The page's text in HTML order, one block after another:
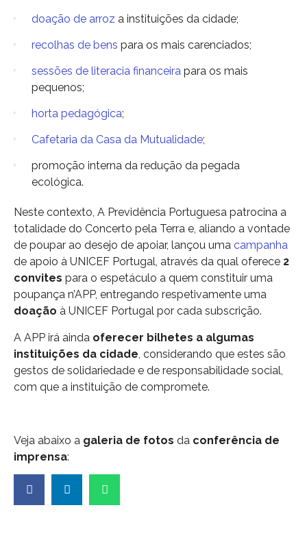
doação de arroz a instituições da cidade;
recolhas de bens para os mais carenciados;
sessões de literacia financeira para os mais
pequenos;
horta pedagógica;
Cafetaria da Casa da Mutualidade;
promoção interna da redução da pegada
ecológica.
Neste contexto, A Previdência Portuguesa patrocina a
totalidade do Concerto pela Terra e, aliando a vontade
de poupar ao desejo de apoiar, lançou uma campanha
de apoio à UNICEF Portugal, através da qual oferece 2
convites para o espetáculo a quem constituir uma
poupança n’APP, entregando respetivamente uma
doação à UNICEF Portugal por cada subscrição.
A APP irá ainda oferecer bilhetes a algumas
instituições da cidade, considerando que estes são
gestos de solidariedade e de responsabilidade social,
com que a instituição de compromete.
Veja abaixo a galeria de fotos da conferência de
imprensa: